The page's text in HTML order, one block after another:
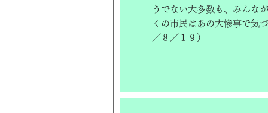
うでない大多数も、みんな
くの市民はあの大惨事で気
／８／１９）